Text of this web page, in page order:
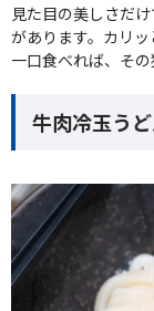
見た目の美しさだ
があります。カリ
一口食べれば、そ
牛肉冷玉う